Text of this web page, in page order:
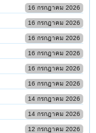
16 กรกฎาคม 2026
16 กรกฎาคม 2026
16 กรกฎาคม 2026
16 กรกฎาคม 2026
16 กรกฎาคม 2026
16 กรกฎาคม 2026
14 กรกฎาคม 2026
14 กรกฎาคม 2026
12 กรกฎาคม 2026